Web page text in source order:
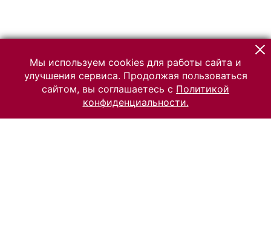
Мы используем cookies для работы сайта и
улучшения сервиса. Продолжая пользоваться
сайтом, вы соглашаетесь с Политикой
конфиденциальности.